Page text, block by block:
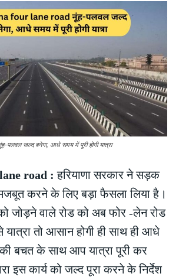
जल्द बनेगा, आधे समय में पूरी होगी यात्रा
road : हरियाणा सरकार ने सड़क
मजबूत करने के लिए बड़ा फैसला लिया है।
जोड़ने वाले रोड को अब फोर -लेन रोड
यात्रा तो आसान होगी ही साथ ही आधे
बचत के साथ आप यात्रा पूरी कर
इस कार्य को जल्द पूरा करने के निर्देश